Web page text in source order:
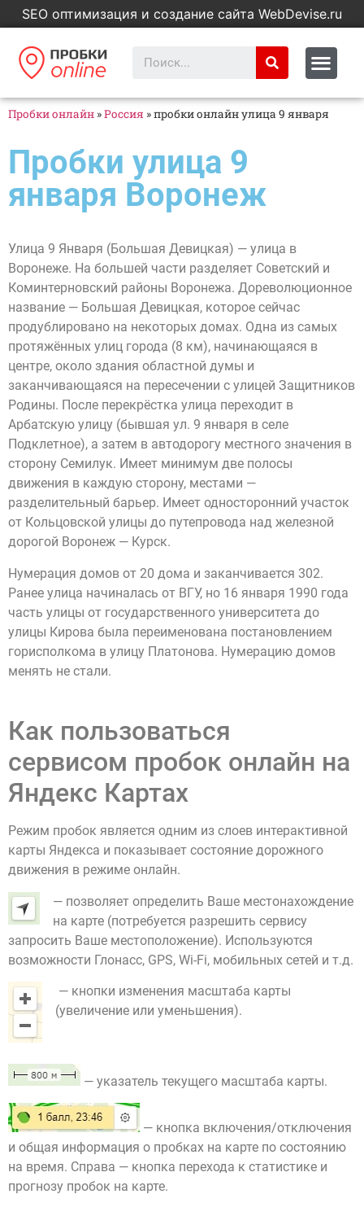
SEO оптимизация и создание сайта WebDevise.ru
Пробки онлайн »Россия »пробки онлайн улица 9 января
Пробки улица 9
января Воронеж
Улица 9 Января (Большая Девицкая) — улица в
Воронеже. На большей части разделяет Советский и
Коминтерновский районы Воронежа. Дореволюционное
название — Большая Девицкая, которое сейчас
продублировано на некоторых домах. Одна из самых
протяжённых улиц города (8 км), начинающаяся в
центре, около здания областной думы и
заканчивающаяся на пересечении с улицей Защитников
Родины. После перекрёстка улица переходит в
Арбатскую улицу (бывшая ул. 9 января в селе
Подклетное), а затем в автодорогу местного значения в
сторону Семилук. Имеет минимум две полосы
движения в каждую сторону, местами —
разделительный барьер. Имеет односторонний участок
от Кольцовской улицы до путепровода над железной
дорогой Воронеж — Курск.
Нумерация домов от 20 дома и заканчивается 302.
Ранее улица начиналась от ВГУ, но 16 января 1990 года
часть улицы от государственного университета до
улицы Кирова была переименована постановлением
горисполкома в улицу Платонова. Нумерацию домов
менять не стали.
Как пользоваться
сервисом пробок онлайн на
Яндекс Картах
Режим пробок является одним из слоев интерактивной
карты Яндекса и показывает состояние дорожного
движения в режиме онлайн.
— позволяет определить Ваше местонахождение
на карте (потребуется разрешить сервису
запросить Ваше местоположение). Используются
возможности Глонасс, GPS, Wi-Fi, мобильных сетей и т.д.
— кнопки изменения масштаба карты
(увеличение или уменьшения).
— указатель текущего масштаба карты.
— кнопка включения/отключения
и общая информация о пробках на карте по состоянию
на время. Справа — кнопка перехода к статистике и
прогнозу пробок на карте.